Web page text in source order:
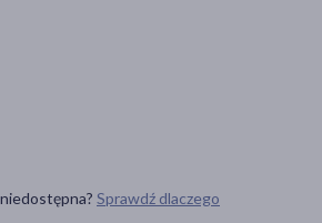
Sprawdź dlaczego